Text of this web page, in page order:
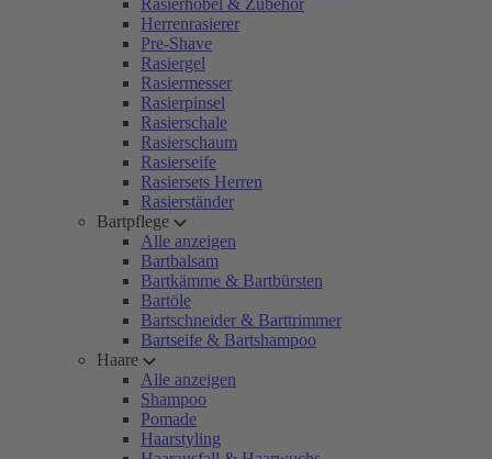
Rasierhobel & Zubehör
Herrenrasierer
Pre-Shave
Rasiergel
Rasiermesser
Rasierpinsel
Rasierschale
Rasierschaum
Rasierseife
Rasiersets Herren
Rasierständer
Bartpflege
Alle anzeigen
Bartbalsam
Bartkämme & Bartbürsten
Bartöle
Bartschneider & Barttrimmer
Bartseife & Bartshampoo
Haare
Alle anzeigen
Shampoo
Pomade
Haarstyling